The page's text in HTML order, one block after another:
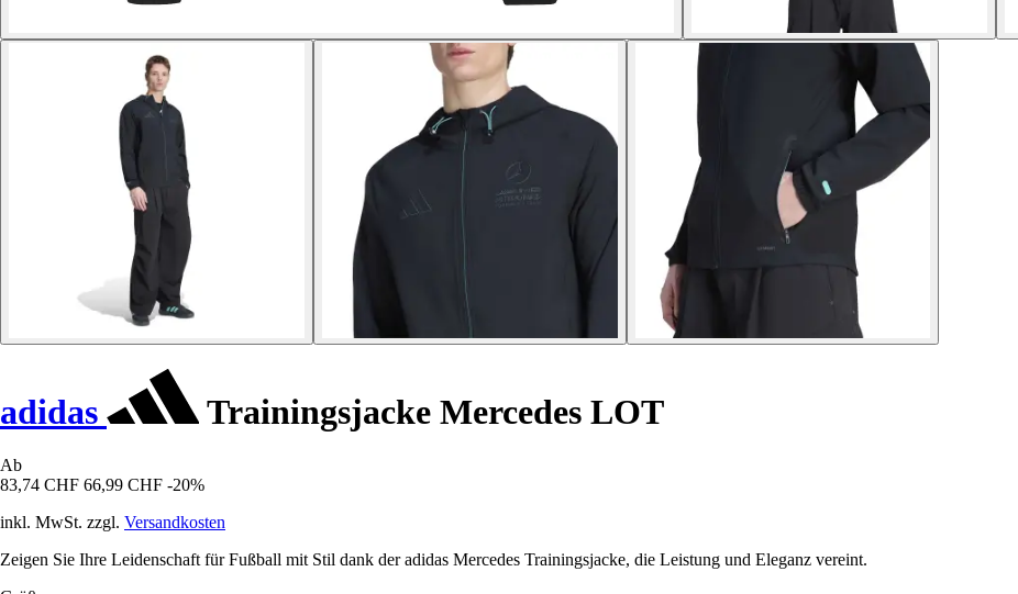
adidas Trainingsjacke Mercedes LOT
Ab
83,74 CHF 66,99 CHF -20%
inkl. MwSt. zzgl. Versandkosten
Zeigen Sie Ihre Leidenschaft für Fußball mit Stil dank der adidas Mercedes Trainingsjacke, die Leistung und Eleganz vereint.